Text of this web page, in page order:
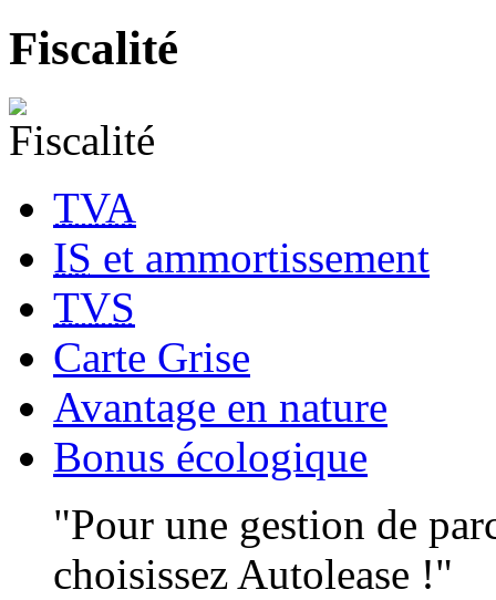
Fiscalité
TVA
IS et ammortissement
TVS
Carte Grise
Avantage en nature
Bonus écologique
"Pour une gestion de
choisissez Autolease !"